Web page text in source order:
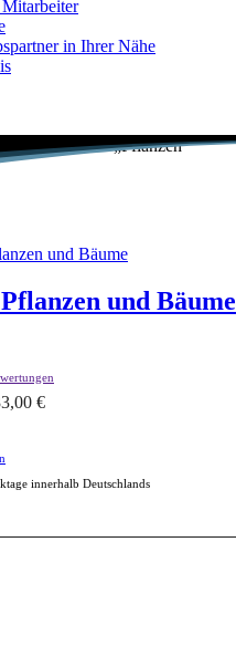
in Ihrer Nähe
mit „Pflanzen“
und Bäume
€
innerhalb Deutschlands